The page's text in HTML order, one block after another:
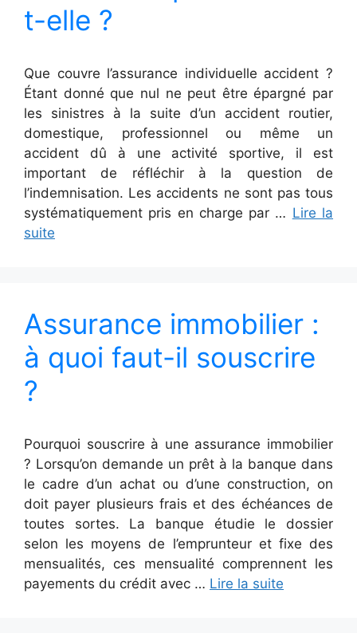
t-elle ?
Que couvre l’assurance individuelle accident ?
Étant donné que nul ne peut être épargné par
les sinistres à la suite d’un accident routier,
domestique, professionnel ou même un
accident dû à une activité sportive, il est
important de réfléchir à la question de
l’indemnisation. Les accidents ne sont pas tous
systématiquement pris en charge par … Lire la
suite
Assurance immobilier :
à quoi faut-il souscrire
?
Pourquoi souscrire à une assurance immobilier
? Lorsqu’on demande un prêt à la banque dans
le cadre d’un achat ou d’une construction, on
doit payer plusieurs frais et des échéances de
toutes sortes. La banque étudie le dossier
selon les moyens de l’emprunteur et fixe des
mensualités, ces mensualité comprennent les
payements du crédit avec … Lire la suite